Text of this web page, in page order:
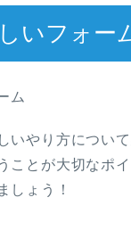
いフォー
いやり方につい
ことが大切なポ
しょう！